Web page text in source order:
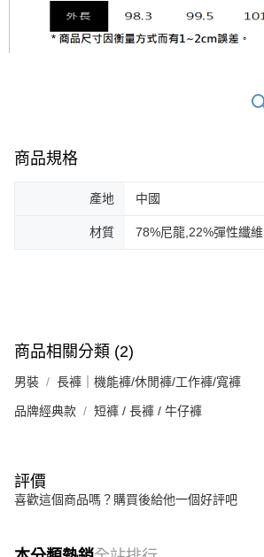
商品規格
產地 中國
材質 78%尼龍,22%彈性纖維
商品相關分類 (2)
男裝 長褲｜機能褲/休閒褲/工作褲/寬褲
品牌經典款 短褲 / 長褲 / 牛仔褲
評價
喜歡這個商品嗎？購買後給他一個好評吧